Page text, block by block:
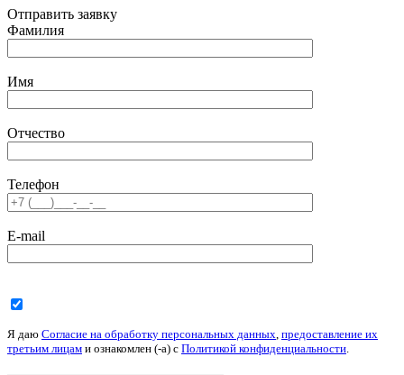
Фамилия
третьим лицами ознакомлен (-а) cПолитикой конфиденциальности.